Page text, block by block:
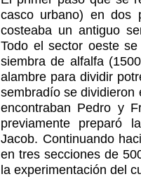
casco urbano) en dos
costeaba un antiguo
Todo el sector oeste
siembra de alfalfa
alambre para dividir
sembradío se dividieron
encontraban Pedro y
previamente preparó
Jacob. Continuando
en tres secciones de
la experimentación del